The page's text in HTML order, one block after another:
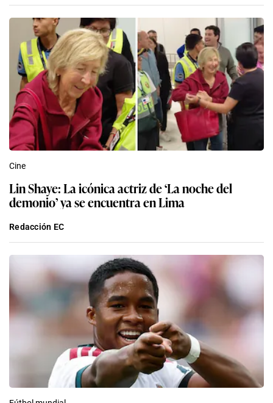
Cine
Lin Shaye: La icónica actriz de ‘La noche del
demonio’ ya se encuentra en Lima
Redacción EC